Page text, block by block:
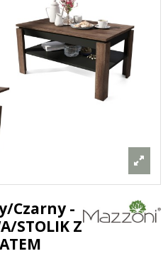
Czarny -
STOLIK Z